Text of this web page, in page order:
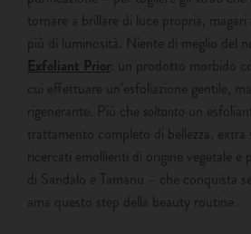
tornare a brillare di luce propria, magari
più di luminosità. Niente di meglio del
Exfoliant Prior : un prodotto morbido
cui effettuare un’esfoliazione gentile,
rigenerante. Più che soltanto un
trattamento completo di bellezza, extra
ricercati emollienti di origine vegetale e
di Sandalo e Tamanu – che conquista
ama questo step della beauty routine.